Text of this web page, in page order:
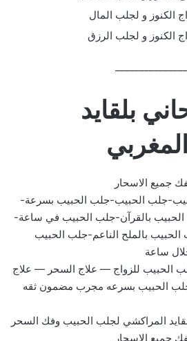
الكنوز و لجلب المال
الكنوز و لجلب الرزق
بلقايد
جميع الاسحار
جلب الحبيب-جلب الحبيب بسرعة-
بالقرآن-جلب الحبيب في ساعة-
بالملح الناعم-جلب الحبيب
ساعة
الحبيب للزواج — علاج السحر — علاج
الحبيب بسرعه مجرب مضمون ثقه
المراكشي لجلب الحبيب وفك السحر
جميع الاسحار